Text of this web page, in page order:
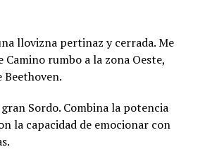
llovizna pertinaz y cerrada. Me
rumbo a la zona Oeste,
Beethoven.
Sordo. Combina la potencia
la capacidad de emocionar con